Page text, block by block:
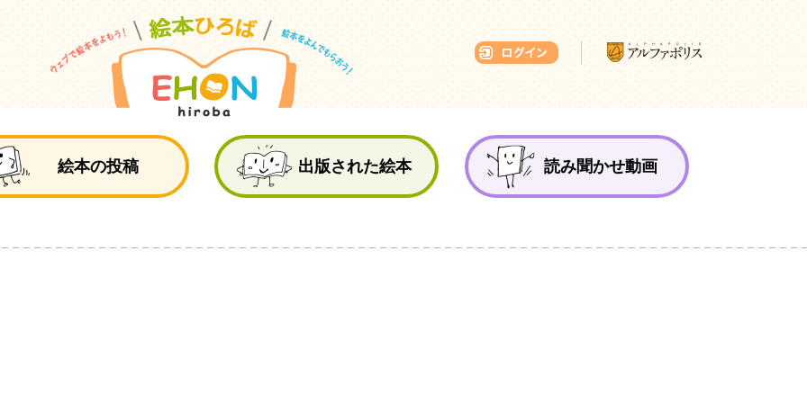
絵本の投稿 出版された絵本 読み聞かせ動画